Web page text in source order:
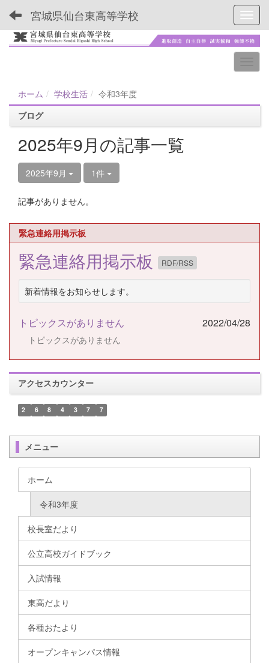
宮城県仙台東高等学校
ホーム 学校生活
令和3年度
ブログ
2025年9月の記事一覧
2025年9月 1件
記事がありません。
緊急連絡用掲示板
緊急連絡用掲示板 RDF/RSS
新着情報をお知らせします。
トピックスがありません 2022/04/28
トピックスがありません
アクセスカウンター
2 6 8 4 3 7 7
メニュー
ホーム
令和3年度
校長室だより
公立高校ガイドブック
入試情報
東高だより
各種おたより
オープンキャンパス情報